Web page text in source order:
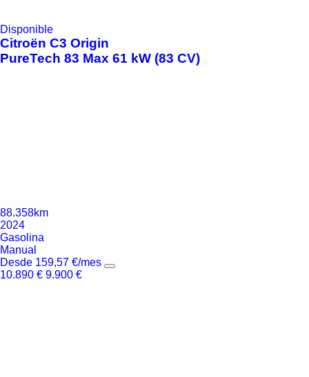
Disponible
Citroën C3 Origin
PureTech 83 Max 61 kW (83 CV)
88.358km
2024
Gasolina
Manual
Desde 159,57 €/mes
10.890 € 9.900 €